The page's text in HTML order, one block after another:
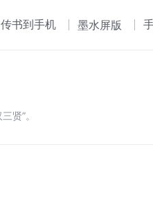
传书到手机 墨水屏版
贤”。